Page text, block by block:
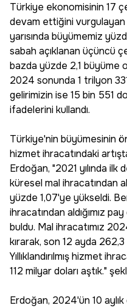
Türkiye ekonomisinin 17
devam ettiğini vurgulayan
yarısında büyümemiz
sabah açıklanan üçüncü
bazda yüzde 2,1 büyüme
2024 sonunda 1 trilyon
gelirimizin ise 15 bin 551
ifadelerini kullandı.
Türkiye'nin büyümesinin
hizmet ihracatındaki
Erdoğan, "2021 yılında
küresel mal ihracatından
yüzde 1,07'ye yükseldi.
ihracatından aldığımız
buldu. Mal ihracatımız
kırarak, son 12 ayda 262,3
Yıllıklandırılmış hizmet
112 milyar doları aştık."
Erdoğan, 2024'ün 10